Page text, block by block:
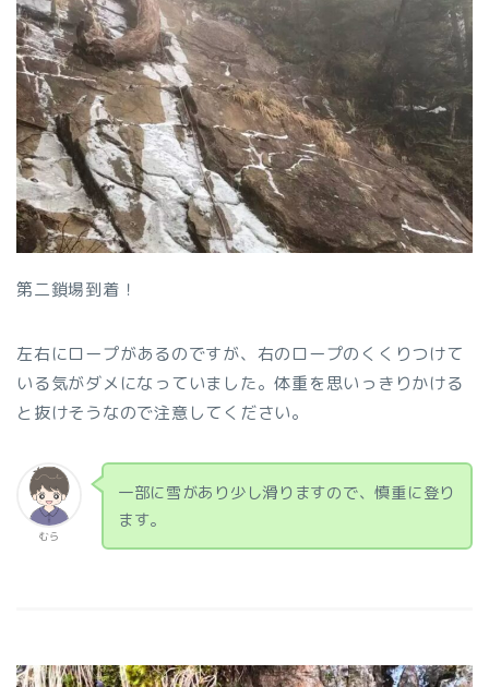
第二鎖場到着！
左右にロープがあるのですが、右のロープのくくりつけて
いる気がダメになっていました。体重を思いっきりかける
と抜けそうなので注意してください。
むら
一部に雪があり少し滑りますので、慎重に登り
ます。